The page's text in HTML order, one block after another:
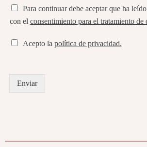
Para continuar debe aceptar que ha
con el consentimiento para el tratamiento de
Acepto la política de privacidad.
Enviar